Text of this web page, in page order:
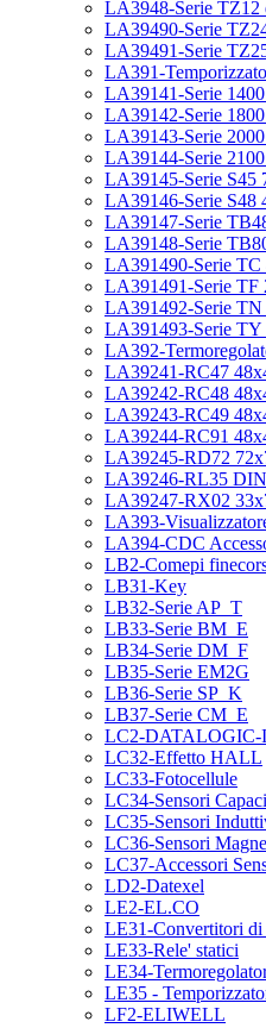
LA3948-Serie TZ12
LA39490-Serie
LA39491-Serie
LA391-
LA39141-Serie
LA39142-Serie
LA39143-Serie
LA39144-Serie
LA39145-Serie S45
LA39146-Serie S48
LA39147-Serie
LA39148-Serie
LA391490-Serie TC
LA391491-Serie TF
LA391492-Serie TN
LA391493-Serie TY
LA392-
LA39241-RC47
LA39242-RC48
LA39243-RC49
LA39244-RC91
LA39245-RD72
LA39246-RL35 DIN
LA39247-RX02
LA393-
LA394-CDC
LB2-Comepi
LB31-Key
LB32-Serie AP_T
LB33-Serie BM_E
LB34-Serie DM_F
LB35-Serie EM2G
LB36-Serie SP_K
LB37-Serie CM_E
LC2-DATALOGIC-
LC32-Effetto HALL
LC33-Fotocellule
LC34-Sensori
LC35-Sensori
LC36-Sensori
LC37-Accessori
LD2-Datexel
LE2-EL.CO
LE31-Convertitori di
LE33-Rele' statici
LE34-
LE35 -
LF2-ELIWELL